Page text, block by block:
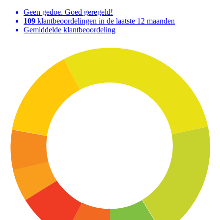
Geen gedoe. Goed geregeld!
109 klantbeoordelingen in de laatste 12 maanden
Gemiddelde klantbeoordeling